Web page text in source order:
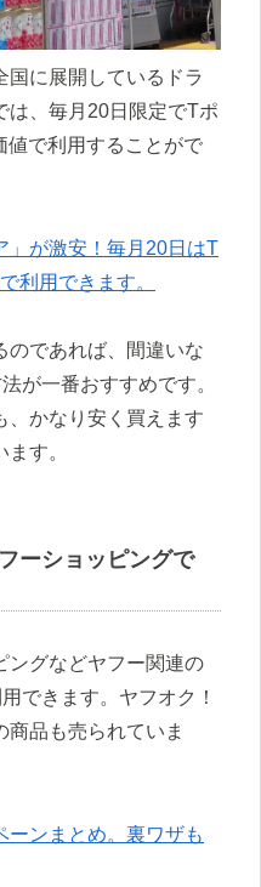
国に展開しているドラ
は、毎月20日限定でTポ
値で利用することがで
」が激安！毎月20日はT
利用できます。
のであれば、間違いな
が一番おすすめです。
、かなり安く買えます
す。
ーショッピングで
ングなどヤフー関連の
できます。ヤフオク！
商品も売られていま
ーンまとめ。裏ワザも